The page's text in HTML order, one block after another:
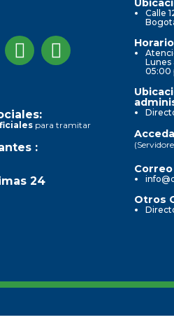
para tramitar
:
24
Calle
Lunes
05:00
Otros